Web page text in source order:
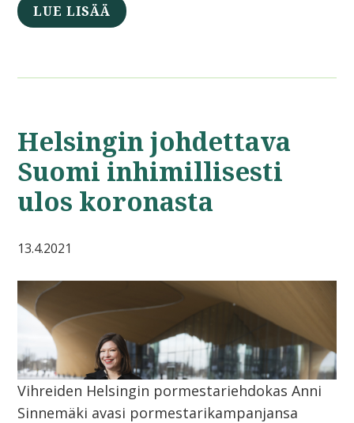
LUE LISÄÄ
Helsingin johdettava
Suomi inhimillisesti
ulos koronasta
13.4.2021
Vihreiden Helsingin pormestariehdokas Anni
Sinnemäki avasi pormestarikampanjansa